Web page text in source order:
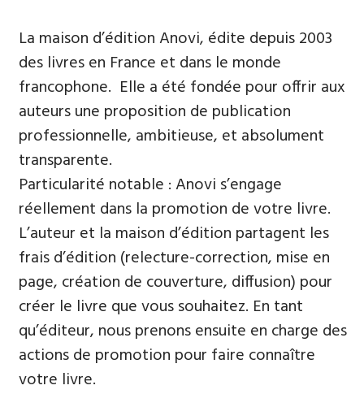
La maison d’édition Anovi, édite depuis 2003
des livres en France et dans le monde
francophone. Elle a été fondée pour offrir aux
auteurs une proposition de publication
professionnelle, ambitieuse, et absolument
transparente.
Particularité notable : Anovi s’engage
réellement dans la promotion de votre livre.
L’auteur et la maison d’édition partagent les
frais d’édition (relecture-correction, mise en
page, création de couverture, diffusion) pour
créer le livre que vous souhaitez. En tant
qu’éditeur, nous prenons ensuite en charge des
actions de promotion pour faire connaître
votre livre.